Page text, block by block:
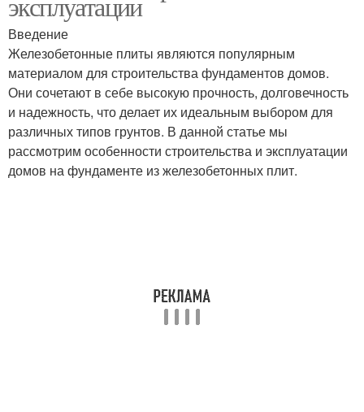
Плиты на пучнистых
грунтах
Работы для плитного
фундамента
Плитный фундамент
Введение
Железобетонные плиты являются популярным
материалом для строительства фундаментов домов.
Они сочетают в себе высокую прочность, долговечность
и надежность, что делает их идеальным выбором для
различных типов грунтов. В данной статье мы
рассмотрим особенности строительства и эксплуатации
домов на фундаменте из железобетонных плит.